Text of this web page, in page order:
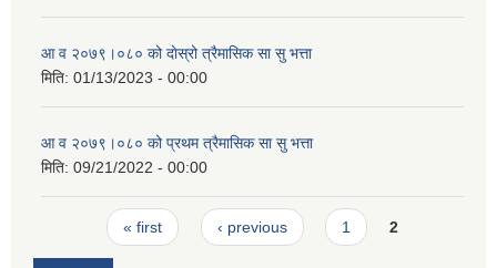
आ व २०७९।०८० को दाेस्रो त्रैमासिक सा सु भत्ता
मिति: 01/13/2023 - 00:00
आ व २०७९।०८० को प्रथम त्रैमासिक सा सु भत्ता
मिति: 09/21/2022 - 00:00
Pages« first ‹ previous 1 2